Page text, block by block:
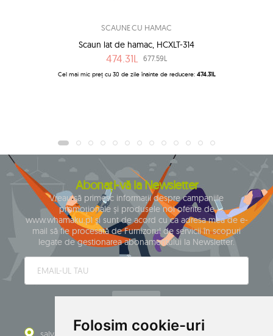
Folosim cookie-uri
SCAUNE CU HAMAC
Scaun lat de hamac, HCXLT-314
474.31L 677.59L
Cel mai mic preț cu 30 de zile înainte de reducere: 474.31L
Abonați-vă la Newsletter
Vreau să primesc informații despre campaniile
promoționale și produsele noi oferite de
www.whamaku.pl și sunt de acord cu ca adresa mea de e-
mail să fie procesată de Furnizorul de servicii în scopuri
legate de gestionarea abonamentului la Newsletter.